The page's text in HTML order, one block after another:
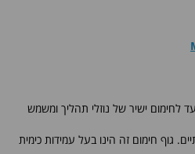
לחימום ישיר של נוזלי תהליך ומשמש
גוף חימום זה הינו בעל עמידות כימית